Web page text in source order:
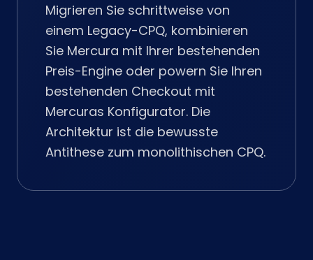
Migrieren Sie schrittweise von
einem Legacy-CPQ, kombinieren
Sie Mercura mit Ihrer bestehenden
Preis-Engine oder powern Sie Ihren
bestehenden Checkout mit
Mercuras Konfigurator. Die
Architektur ist die bewusste
Antithese zum monolithischen CPQ.